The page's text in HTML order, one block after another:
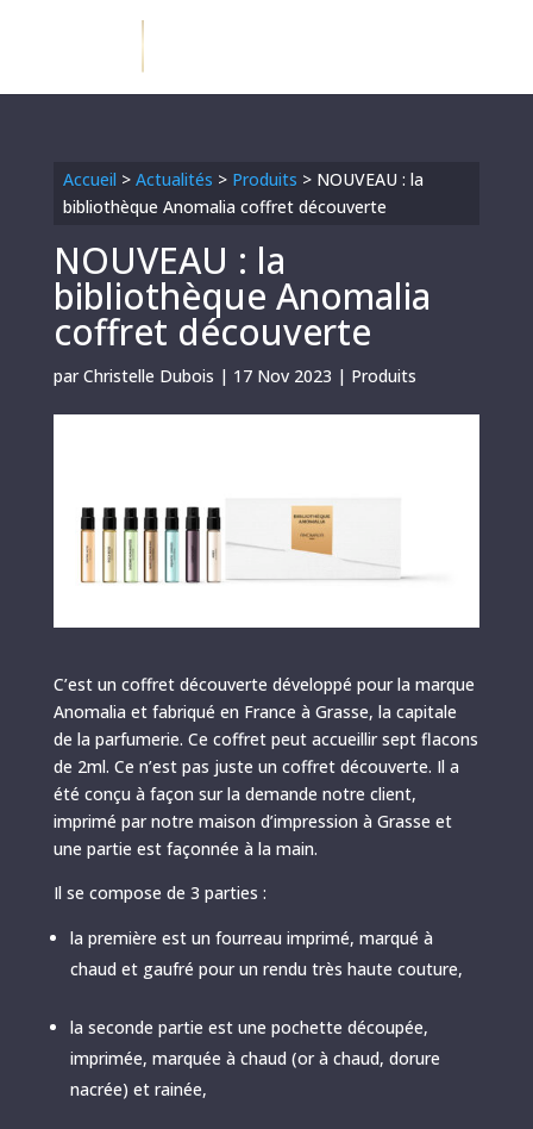
Accueil > Actualités > Produits > NOUVEAU : la
bibliothèque Anomalia coffret découverte
NOUVEAU : la
bibliothèque Anomalia
coffret découverte
parChristelle Dubois | 17 Nov 2023 | Produits
C’est un coffret découverte développé pour la marque
Anomalia et fabriqué en France à Grasse, la capitale
de la parfumerie. Ce coffret peut accueillir sept flacons
de 2ml. Ce n’est pas juste un coffret découverte. Il a
été conçu à façon sur la demande notre client,
imprimé par notre maison d’impression à Grasse et
une partie est façonnée à la main.
Il se compose de 3 parties :
la première est un fourreau imprimé, marqué à
chaud et gaufré pour un rendu très haute couture,
la seconde partie est une pochette découpée,
imprimée, marquée à chaud (or à chaud, dorure
nacrée) et rainée,